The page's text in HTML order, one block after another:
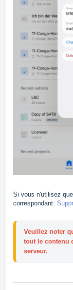
Si vous n'utilisez
correspondant:
Veuillez noter
tout le contenu
serveur.